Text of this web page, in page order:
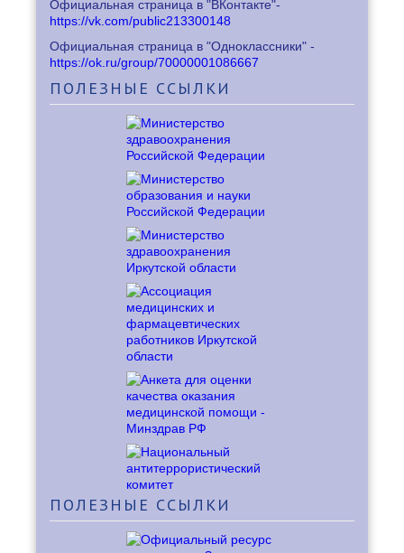
Официальная страница в "ВКонтакте"-
https://vk.com/public213300148
Официальная страница в "Одноклассники" -
https://ok.ru/group/70000001086667
ПОЛЕЗНЫЕ ССЫЛКИ
ПОЛЕЗНЫЕ ССЫЛКИ